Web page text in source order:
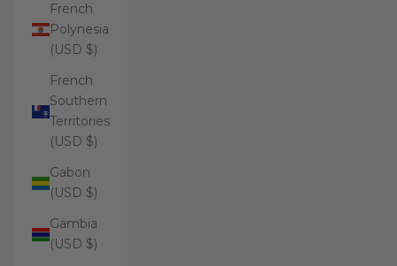
French
Polynesia
(USD $)
French
Southern
Territories
(USD $)
Gabon
(USD $)
Gambia
(USD $)